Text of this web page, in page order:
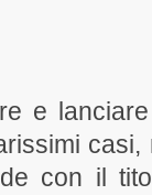
e
con il